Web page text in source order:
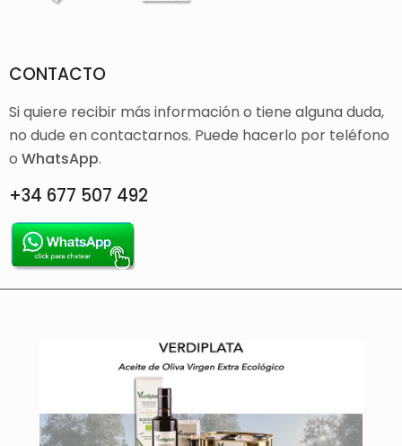
CONTACTO
Si quiere recibir más información o tiene alguna duda,
no dude en contactarnos. Puede hacerlo por teléfono
o WhatsApp.
+34 677 507 492